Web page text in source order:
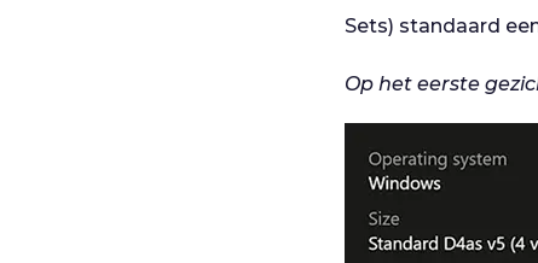
Sets) standaard
Op het eerste